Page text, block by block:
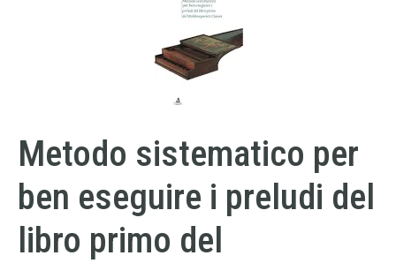
Metodo sistematico per
ben eseguire i preludi del
libro primo del